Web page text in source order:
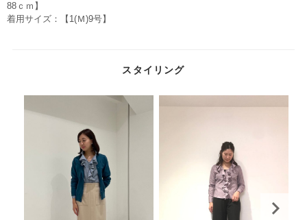
88ｃｍ】
着用サイズ：【1(Ｍ)9号】
スタイリング